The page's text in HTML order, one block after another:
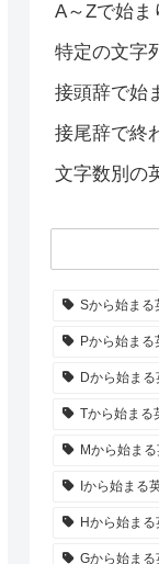
A～Zで始ま
特定の文字
接頭辞で始
接尾辞で終
文字数別の
Sから始まる
Pから始まる
Dから始まる
Tから始まる
Mから始ま
Iから始まる
Hから始まる
Gから始まる